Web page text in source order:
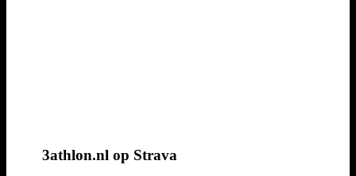
3athlon.nl op Strava